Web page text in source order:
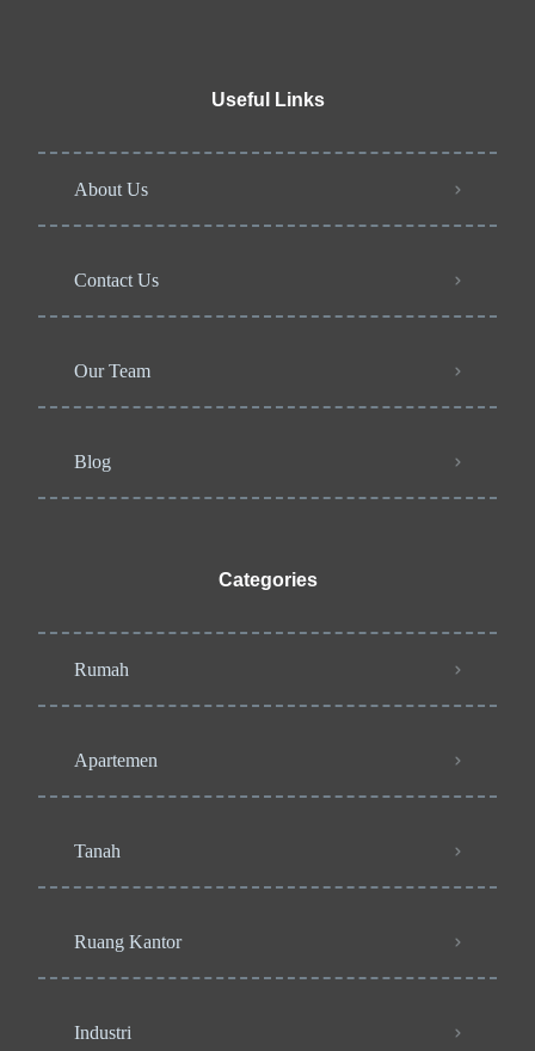
Useful Links
About Us
Contact Us
Our Team
Blog
Categories
Rumah
Apartemen
Tanah
Ruang Kantor
Industri